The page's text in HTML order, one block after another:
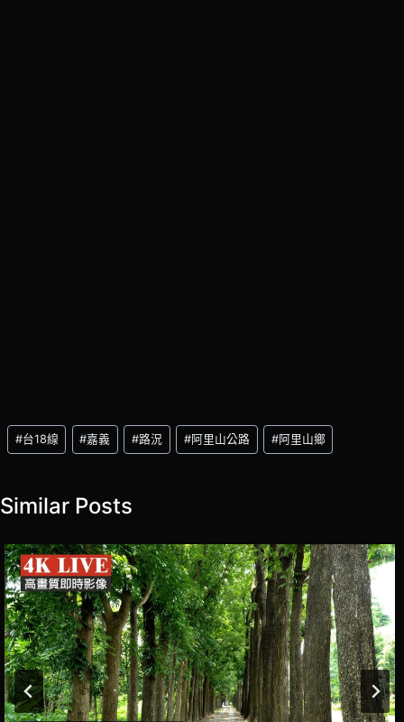
Post
Tags:
#台18線 #嘉義 #路況 #阿里山公路 #阿里山鄉
Similar Posts